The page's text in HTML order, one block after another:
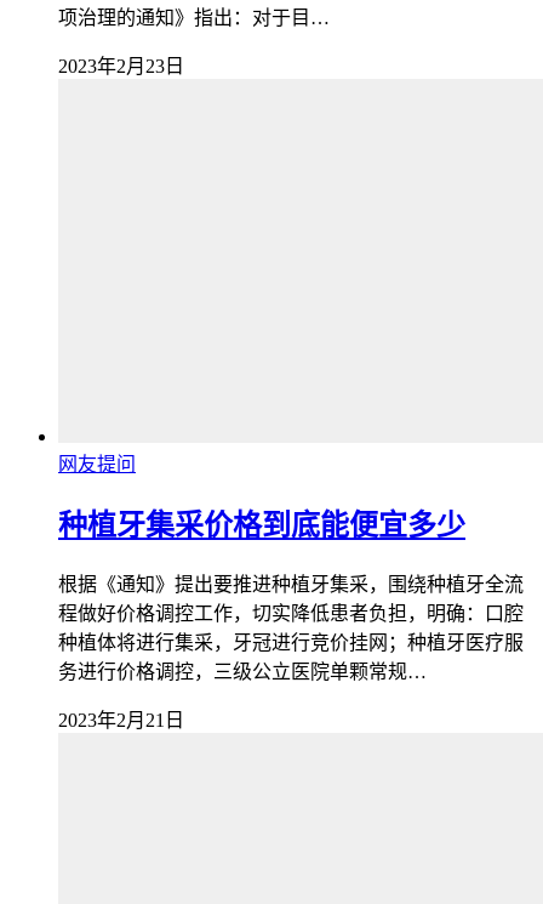
项治理的通知》指出：对于目…
2023年2月23日
网友提问
种植牙集采价格到底能便宜多少
根据《通知》提出要推进种植牙集采，围绕种植牙全流
程做好价格调控工作，切实降低患者负担，明确：口腔
种植体将进行集采，牙冠进行竞价挂网；种植牙医疗服
务进行价格调控，三级公立医院单颗常规…
2023年2月21日